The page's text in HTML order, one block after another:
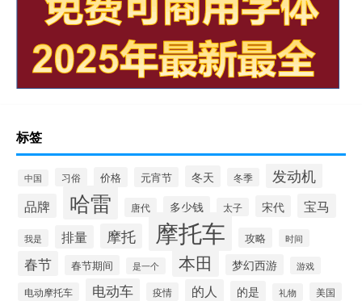
标签
中国 习俗 价格 元宵节 冬天 冬季 发动机
品牌 哈雷 唐代 多少钱 太子 宋代 宝马
我是 排量 摩托 摩托车 攻略 时间
春节 春节期间 是一个 本田 梦幻西游 游戏
电动摩托车 电动车 疫情 的人 的是 礼物 美国